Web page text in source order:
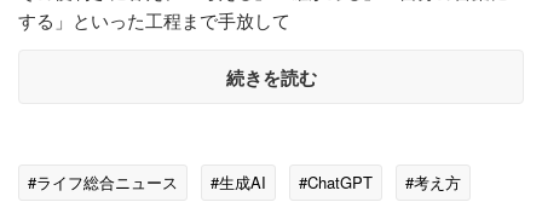
する」といった工程まで手放して
続きを読む
#ライフ総合ニュース #生成AI #ChatGPT
#考え方